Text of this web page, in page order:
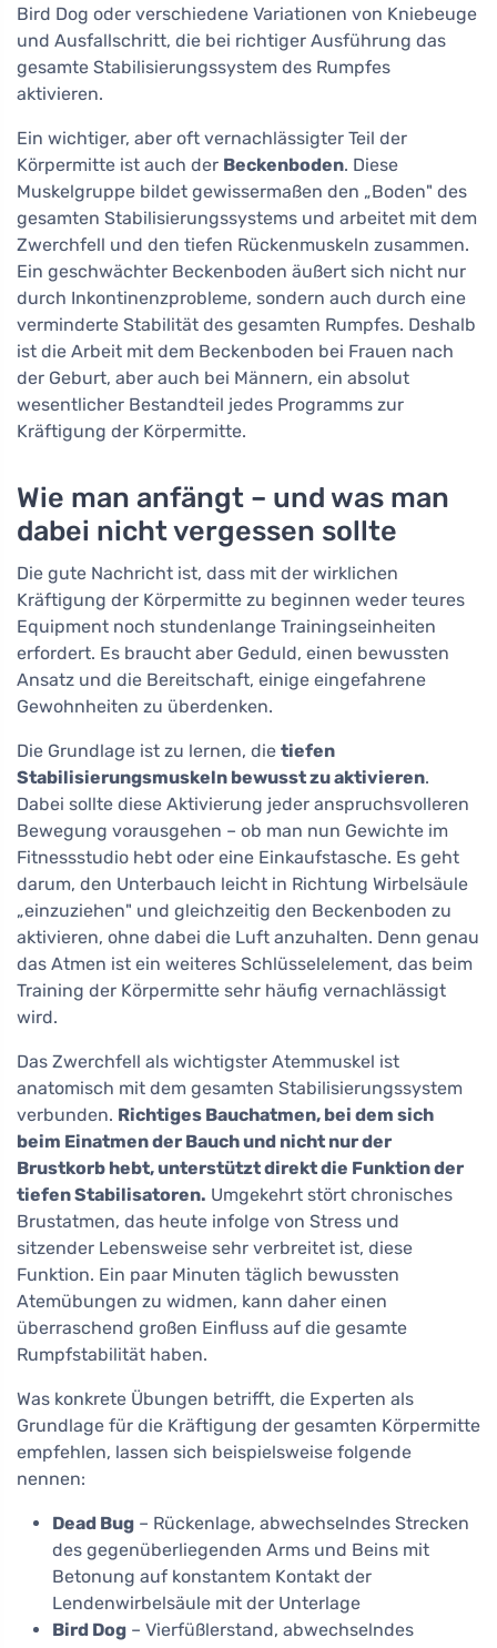
Bird Dog oder verschiedene Variationen von Kniebeuge
und Ausfallschritt, die bei richtiger Ausführung das
gesamte Stabilisierungssystem des Rumpfes
aktivieren.
Ein wichtiger, aber oft vernachlässigter Teil der
Körpermitte ist auch der Beckenboden. Diese
Muskelgruppe bildet gewissermaßen den „Boden" des
gesamten Stabilisierungssystems und arbeitet mit dem
Zwerchfell und den tiefen Rückenmuskeln zusammen.
Ein geschwächter Beckenboden äußert sich nicht nur
durch Inkontinenzprobleme, sondern auch durch eine
verminderte Stabilität des gesamten Rumpfes. Deshalb
ist die Arbeit mit dem Beckenboden bei Frauen nach
der Geburt, aber auch bei Männern, ein absolut
wesentlicher Bestandteil jedes Programms zur
Kräftigung der Körpermitte.
Wie man anfängt – und was man
dabei nicht vergessen sollte
Die gute Nachricht ist, dass mit der wirklichen
Kräftigung der Körpermitte zu beginnen weder teures
Equipment noch stundenlange Trainingseinheiten
erfordert. Es braucht aber Geduld, einen bewussten
Ansatz und die Bereitschaft, einige eingefahrene
Gewohnheiten zu überdenken.
Die Grundlage ist zu lernen, die tiefen
Stabilisierungsmuskeln bewusst zu aktivieren.
Dabei sollte diese Aktivierung jeder anspruchsvolleren
Bewegung vorausgehen – ob man nun Gewichte im
Fitnessstudio hebt oder eine Einkaufstasche. Es geht
darum, den Unterbauch leicht in Richtung Wirbelsäule
„einzuziehen" und gleichzeitig den Beckenboden zu
aktivieren, ohne dabei die Luft anzuhalten. Denn genau
das Atmen ist ein weiteres Schlüsselelement, das beim
Training der Körpermitte sehr häufig vernachlässigt
wird.
Das Zwerchfell als wichtigster Atemmuskel ist
anatomisch mit dem gesamten Stabilisierungssystem
verbunden. Richtiges Bauchatmen, bei dem sich
beim Einatmen der Bauch und nicht nur der
Brustkorb hebt, unterstützt direkt die Funktion der
tiefen Stabilisatoren. Umgekehrt stört chronisches
Brustatmen, das heute infolge von Stress und
sitzender Lebensweise sehr verbreitet ist, diese
Funktion. Ein paar Minuten täglich bewussten
Atemübungen zu widmen, kann daher einen
überraschend großen Einfluss auf die gesamte
Rumpfstabilität haben.
Was konkrete Übungen betrifft, die Experten als
Grundlage für die Kräftigung der gesamten Körpermitte
empfehlen, lassen sich beispielsweise folgende
nennen:
Dead Bug – Rückenlage, abwechselndes Strecken
des gegenüberliegenden Arms und Beins mit
Betonung auf konstantem Kontakt der
Lendenwirbelsäule mit der Unterlage
Bird Dog – Vierfüßlerstand, abwechselndes